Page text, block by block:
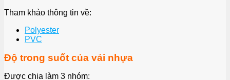
Tham khảo thông tin về:
Polyester
PVC
Độ trong suốt của vải nhựa
Được chia làm 3 nhóm: